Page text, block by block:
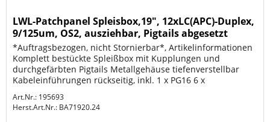
LWL-Patchpanel Spleisbox,19", 12xLC(APC)-Duplex,
9/125um, OS2, ausziehbar, Pigtails abgesetzt
*Auftragsbezogen, nicht Stornierbar*, Artikelinformationen
Komplett bestückte Spleißbox mit Kupplungen und
durchgefärbten Pigtails Metallgehäuse tiefenverstellbar
Kabeleinführungen rückseitig, inkl. 1 x PG16 6 x
Art.Nr.: 195693
Herst.Art.Nr.: BA71920.24